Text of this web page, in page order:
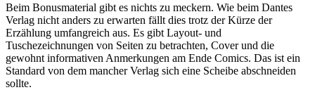
Beim Bonusmaterial gibt es nichts zu meckern. Wie beim Dantes
Verlag nicht anders zu erwarten fällt dies trotz der Kürze der
Erzählung umfangreich aus. Es gibt Layout- und
Tuschezeichnungen von Seiten zu betrachten, Cover und die
gewohnt informativen Anmerkungen am Ende Comics. Das ist ein
Standard von dem mancher Verlag sich eine Scheibe abschneiden
sollte.